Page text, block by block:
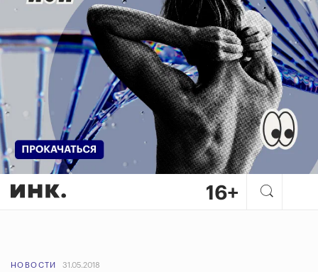
НОВОСТИ 31.05.2018